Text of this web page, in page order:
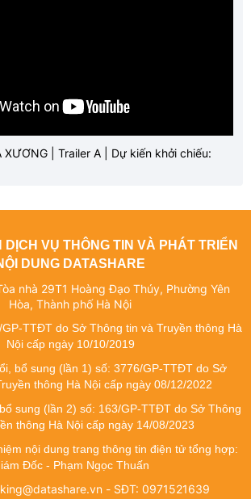
XƯƠNG | Trailer A | Dự kiến khởi chiếu:
DỊCH VỤ THÔNG TIN VÀ PHÁT TRIỂN
DUNG DATASHARE
nhà 29T1 Hoàng Đạo Thúy, Phường Yên
Hòa, Thành phố Hà Nội
TTĐT do Sở Thông tin và Truyền thông Hà
Nội cấp ngày 10/10/2019
bổ sung (lần 1) số: 3776/GP-TTĐT do Sở
thông Hà Nội cấp ngày 08/12/2022
sung (lần 2) số: 163/GP-TTĐT do Sở Thông
thông Hà Nội cấp ngày 14/08/2023
nội dung trang thông tin điện tử tổng hợp:
Đốc - Phạm Ngọc Thuấn
- SĐT: 0971521639